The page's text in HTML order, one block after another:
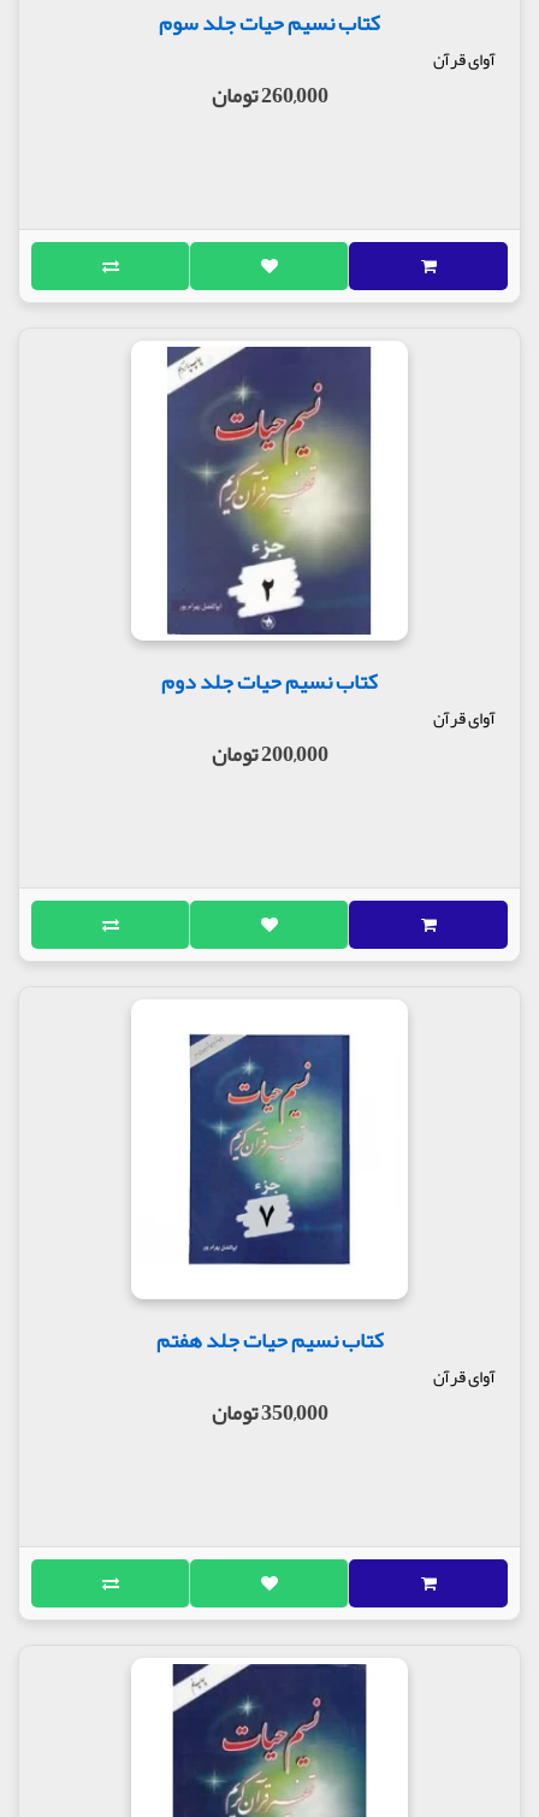
کتاب نسیم حیات جلد سوم
آوای قرآن
260,000 تومان
کتاب نسیم حیات جلد دوم
آوای قرآن
200,000 تومان
کتاب نسیم حیات جلد هفتم
آوای قرآن
350,000 تومان